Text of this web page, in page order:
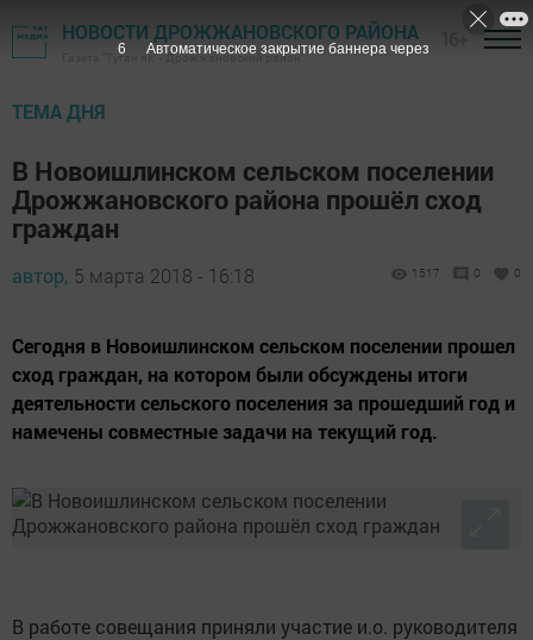
НОВОСТИ ДРОЖЖАНОВСКОГО РАЙОНА
Газета "Туган як" - Дрожжановский район
ТЕМА ДНЯ
В Новоишлинском сельском поселении
Дрожжановского района прошёл сход
граждан
автор, 5 марта 2018 - 16:18 1517 0 0
Сегодня в Новоишлинском сельском поселении прошел
сход граждан, на котором были обсуждены итоги
деятельности сельского поселения за прошедший год и
намечены совместные задачи на текущий год.
В работе совещания приняли участие и.о. руководителя
5 Автоматическое закрытие баннера через